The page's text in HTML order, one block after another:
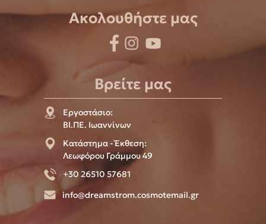
Ακολουθήστε μας
Βρείτε μας
Εργοστάσιο:
ΒΙ.ΠΕ. Ιωαννίνων
Κατάστημα - Έκθεση:
Λεωφόρου Γράμμου 49
+30 26510 57681
info@dreamstrom.cosmotemail.gr